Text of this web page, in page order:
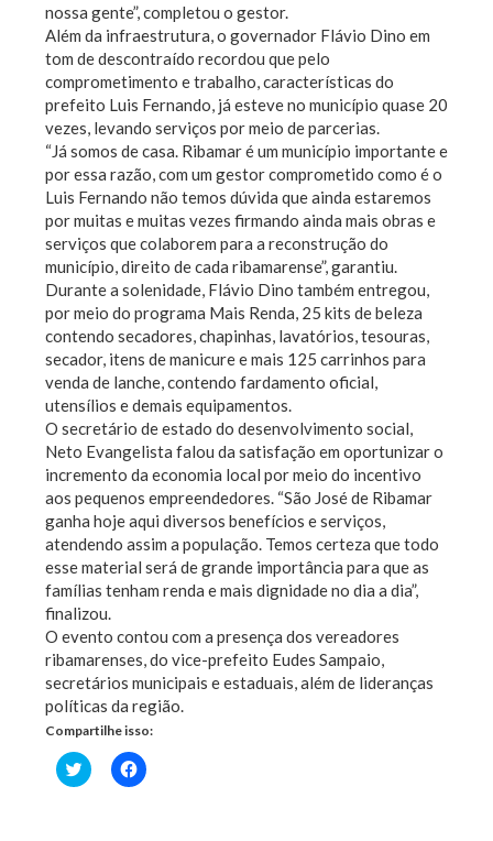
nossa gente”, completou o gestor.
Além da infraestrutura, o governador Flávio Dino em
tom de descontraído recordou que pelo
comprometimento e trabalho, características do
prefeito Luis Fernando, já esteve no município quase 20
vezes, levando serviços por meio de parcerias.
“Já somos de casa. Ribamar é um município importante e
por essa razão, com um gestor comprometido como é o
Luis Fernando não temos dúvida que ainda estaremos
por muitas e muitas vezes firmando ainda mais obras e
serviços que colaborem para a reconstrução do
município, direito de cada ribamarense”, garantiu.
Durante a solenidade, Flávio Dino também entregou,
por meio do programa Mais Renda, 25 kits de beleza
contendo secadores, chapinhas, lavatórios, tesouras,
secador, itens de manicure e mais 125 carrinhos para
venda de lanche, contendo fardamento oficial,
utensílios e demais equipamentos.
O secretário de estado do desenvolvimento social,
Neto Evangelista falou da satisfação em oportunizar o
incremento da economia local por meio do incentivo
aos pequenos empreendedores. “São José de Ribamar
ganha hoje aqui diversos benefícios e serviços,
atendendo assim a população. Temos certeza que todo
esse material será de grande importância para que as
famílias tenham renda e mais dignidade no dia a dia”,
finalizou.
O evento contou com a presença dos vereadores
ribamarenses, do vice-prefeito Eudes Sampaio,
secretários municipais e estaduais, além de lideranças
políticas da região.
Compartilhe isso:
Clique
para
Clique
para